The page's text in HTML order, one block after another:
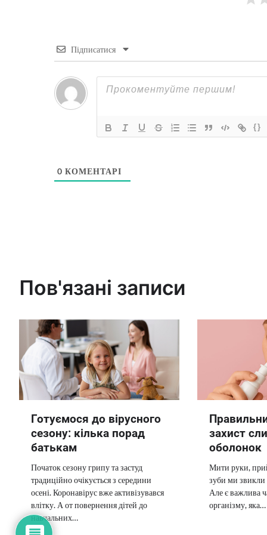
Підписатися
{}
0 КОМЕНТАРІ
Пов'язані записи
Готуємося до вірусного
сезону: кілька порад
батькам
Початок сезону грипу та застуд
традиційно очікується з середини
осені. Коронавірус вже активізувався
влітку. А от повернення дітей до
навчальних…
захист
оболонок
Мити руки,
зуби ми звикли
Але є важлива
організму, яка…